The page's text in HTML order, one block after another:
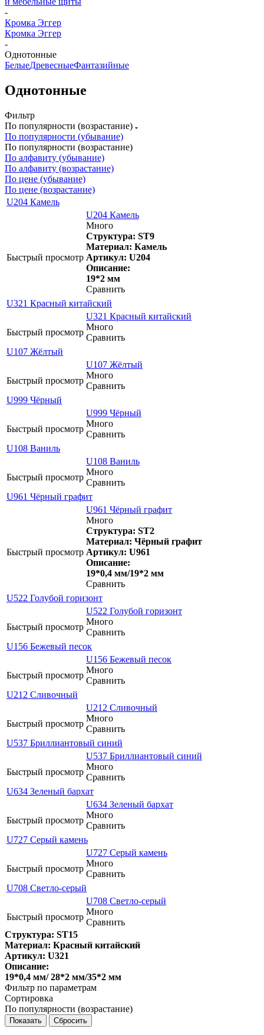
-
Кромка Эггер
Кромка Эггер
-
Однотонные
БелыеДревесныеФантазийные
Однотонные
Фильтр
По популярности (возрастание)
По популярности (убывание)
По популярности (возрастание)
По алфавиту (убывание)
По алфавиту (возрастание)
По цене (убывание)
По цене (возрастание)
U204 Камель
Быстрый просмотр
U204 Камель
Много
Структура: ST9
Материал: Камель
Артикул: U204
Описание:
19*2 мм
Сравнить
U321 Красный китайский
Быстрый просмотр
U321 Красный китайский
Много
Сравнить
U107 Жёлтый
Быстрый просмотр
U107 Жёлтый
Много
Сравнить
U999 Чёрный
Быстрый просмотр
U999 Чёрный
Много
Сравнить
U108 Ваниль
Быстрый просмотр
U108 Ваниль
Много
Сравнить
U961 Чёрный графит
Быстрый просмотр
U961 Чёрный графит
Много
Структура: ST2
Материал: Чёрный графит
Артикул: U961
Описание:
19*0,4 мм/19*2 мм
Сравнить
U522 Голубой горизонт
Быстрый просмотр
U522 Голубой горизонт
Много
Сравнить
U156 Бежевый песок
Быстрый просмотр
U156 Бежевый песок
Много
Сравнить
U212 Сливочный
Быстрый просмотр
U212 Сливочный
Много
Сравнить
U537 Бриллиантовый синий
Быстрый просмотр
U537 Бриллиантовый синий
Много
Сравнить
U634 Зеленый бархат
Быстрый просмотр
U634 Зеленый бархат
Много
Сравнить
U727 Серый камень
Быстрый просмотр
U727 Серый камень
Много
Сравнить
U708 Светло-серый
Быстрый просмотр
U708 Светло-серый
Много
Сравнить
Структура: ST15
Материал: Красный китайский
Артикул: U321
Описание:
19*0,4 мм/ 28*2 мм/35*2 мм
Фильтр по параметрам
Сортировка
По популярности (возрастание)
Сбросить